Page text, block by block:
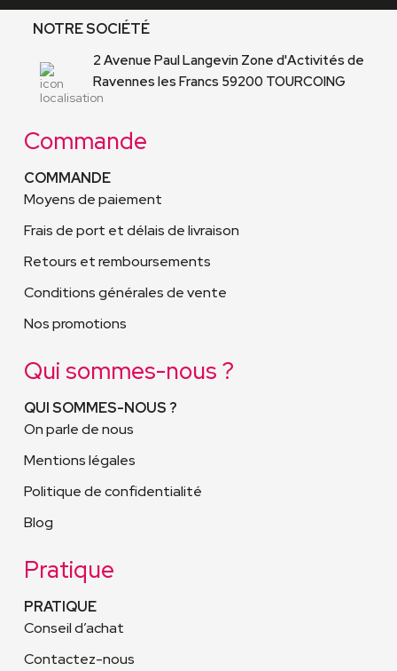
NOTRE SOCIÉTÉ
2 Avenue Paul Langevin Zone d'Activités de
Ravennes les Francs 59200 TOURCOING
Commande
COMMANDE
Conditions générales de vente
Moyens de paiement
Frais de port et délais de livraison
Retours et remboursements
Nos promotions
Qui sommes-nous ?
QUI SOMMES-NOUS ?
Mentions légales
Politique de confidentialité
On parle de nous
Blog
Pratique
PRATIQUE
Conseil d’achat
Contactez-nous